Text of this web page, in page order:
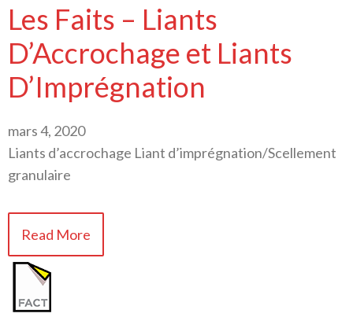
Les Faits – Liants
D’Accrochage et Liants
D’Imprégnation
mars 4, 2020
Liants d’accrochage Liant d’imprégnation/Scellement
granulaire
Read More